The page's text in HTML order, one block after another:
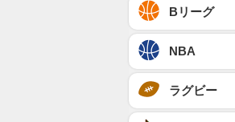
Bリーグ
NBA
ラグビー